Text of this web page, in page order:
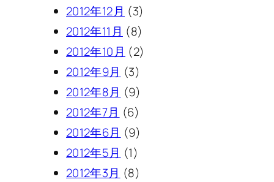
2012年12月 (3)
2012年11月 (8)
2012年10月 (2)
2012年9月 (3)
2012年8月 (9)
2012年7月 (6)
2012年6月 (9)
2012年5月 (1)
2012年3月 (8)